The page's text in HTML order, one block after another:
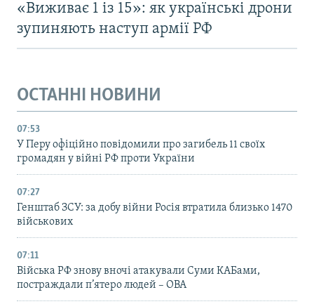
«Виживає 1 із 15»: як українські дрони
зупиняють наступ армії РФ
ОСТАННІ НОВИНИ
07:53
У Перу офіційно повідомили про загибель 11 своїх
громадян у війні РФ проти України
07:27
Генштаб ЗСУ: за добу війни Росія втратила близько 1470
військових
07:11
Війська РФ знову вночі атакували Суми КАБами,
постраждали п’ятеро людей – ОВА